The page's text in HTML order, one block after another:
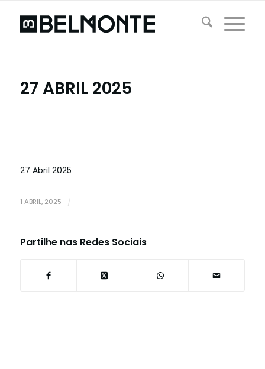
27 ABRIL 2025
27 Abril 2025
1 ABRIL, 2025 /
Partilhe nas Redes Sociais